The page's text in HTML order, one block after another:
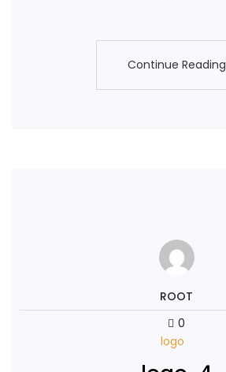
Continue Reading
ROOT
0
logo